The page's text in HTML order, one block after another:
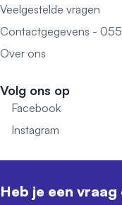
Veelgestelde vragen
Contactgegevens -
Over ons
Volg ons op
Facebook
Instagram
Heb je een